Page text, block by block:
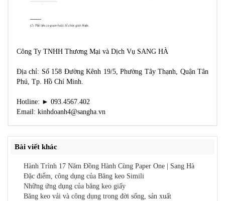
Công Ty TNHH Thương Mại và Dịch Vụ SANG HÀ
Địa chỉ: Số 158 Đường Kênh 19/5, Phường Tây Thạnh, Quận Tân
Phú, Tp. Hồ Chí Minh.
Hotline: ► 093.4567.402
Email: kinhdoanh4@sangha.vn
Bài viết khác
Hành Trình 17 Năm Đồng Hành Cùng Paper One | Sang Hà
Đặc điểm, công dụng của Băng keo Simili
Những ứng dụng của băng keo giấy
Băng keo vải và công dụng trong đời sống, sản xuất